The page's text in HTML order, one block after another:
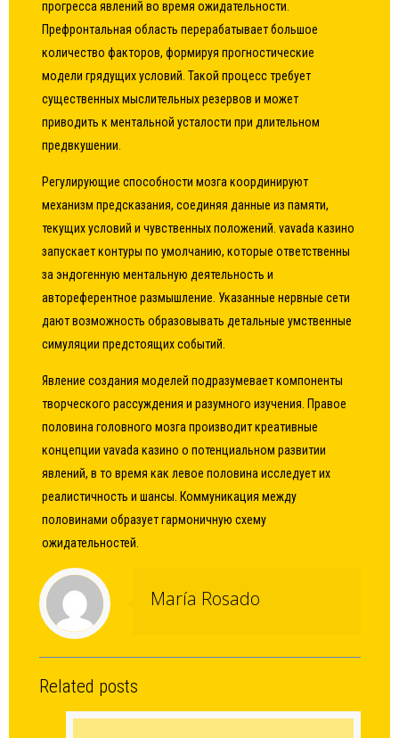
прогресса явлений во время ожидательности.
Префронтальная область перерабатывает большое
количество факторов, формируя прогностические
модели грядущих условий. Такой процесс требует
существенных мыслительных резервов и может
приводить к ментальной усталости при длительном
предвкушении.
Регулирующие способности мозга координируют
механизм предсказания, соединяя данные из памяти,
текущих условий и чувственных положений. vavada казино
запускает контуры по умолчанию, которые ответственны
за эндогенную ментальную деятельность и
автореферентное размышление. Указанные нервные сети
дают возможность образовывать детальные умственные
симуляции предстоящих событий.
Явление создания моделей подразумевает компоненты
творческого рассуждения и разумного изучения. Правое
половина головного мозга производит креативные
концепции vavada казино о потенциальном развитии
явлений, в то время как левое половина исследует их
реалистичность и шансы. Коммуникация между
половинами образует гармоничную схему
ожидательностей.
María Rosado
Related posts